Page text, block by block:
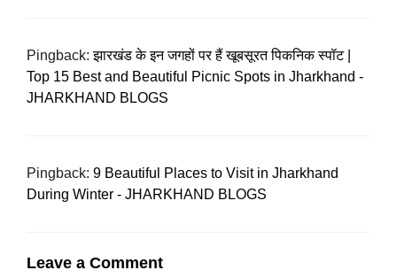
Pingback:झारखंड के इन जगहों पर हैं खूबसूरत पिकनिक स्पॉट |
Top 15 Best and Beautiful Picnic Spots in Jharkhand -
JHARKHAND BLOGS
Pingback: 9 Beautiful Places to Visit in Jharkhand
During Winter - JHARKHAND BLOGS
Leave a Comment